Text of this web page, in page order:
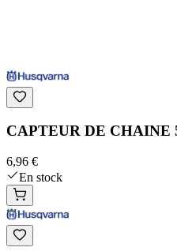
CAPTEUR DE CHAINE
6,96 €
En stock